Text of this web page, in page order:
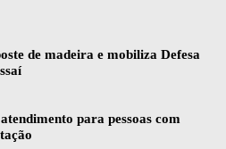
de madeira e mobiliza Defesa
para pessoas com